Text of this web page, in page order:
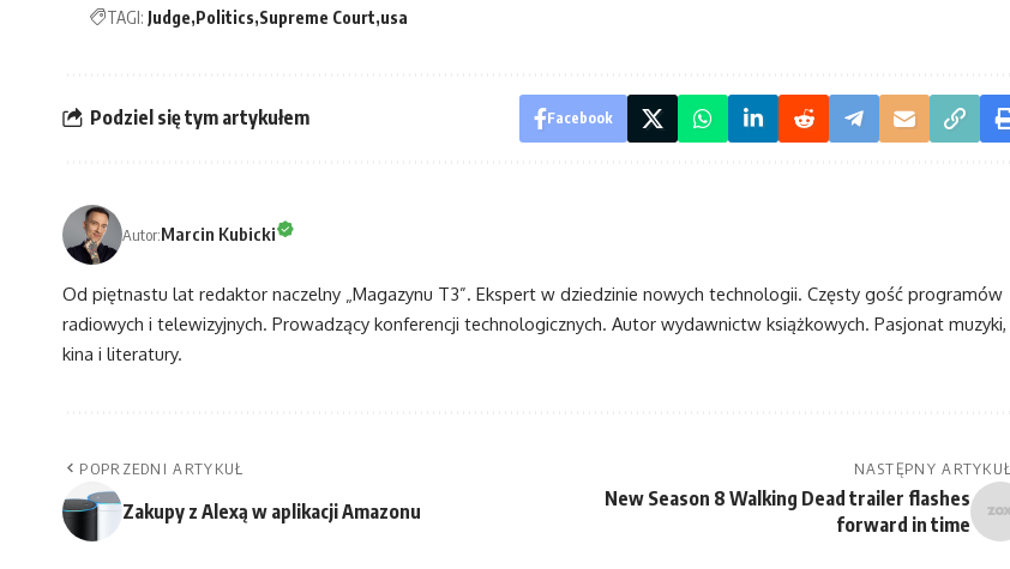
TAGI: Judge Politics Supreme Court usa
Podziel się tym artykułem Facebook
Autor:Marcin Kubicki
Od piętnastu lat redaktor naczelny „Magazynu T3”. Ekspert w dziedzinie nowych technologii. Częsty gość programów
radiowych i telewizyjnych. Prowadzący konferencji technologicznych. Autor wydawnictw książkowych. Pasjonat muzyki,
kina i literatury.
POPRZEDNI ARTYKUŁ
Zakupy z Alexą w aplikacji Amazonu
NASTĘPNY ARTYKUŁ
New Season 8 Walking Dead trailer flashes
forward in time